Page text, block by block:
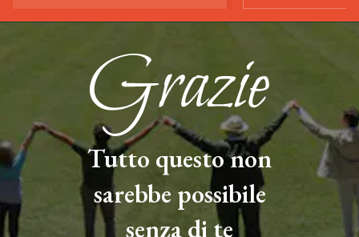
Tutto questo non
sarebbe possibile
senza di te